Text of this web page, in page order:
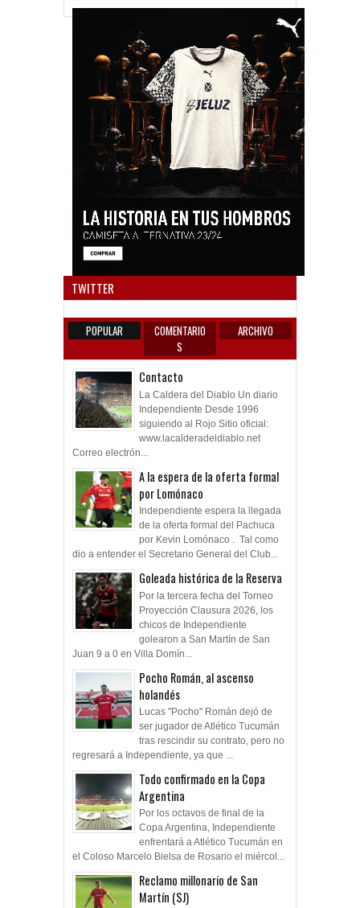
TWITTER
POPULAR
COMENTARIO
S
ARCHIVO
Contacto
La Caldera del Diablo Un diario
Independiente Desde 1996
siguiendo al Rojo Sitio oficial:
www.lacalderadeldiablo.net
Correo electrón...
A la espera de la oferta formal
por Lomónaco
Independiente espera la llegada
de la oferta formal del Pachuca
por Kevin Lomónaco . Tal como
dio a entender el Secretario General del Club...
Goleada histórica de la Reserva
Por la tercera fecha del Torneo
Proyección Clausura 2026, los
chicos de Independiente
golearon a San Martín de San
Juan 9 a 0 en Villa Domín...
Pocho Román, al ascenso
holandés
Lucas "Pocho" Román dejó de
ser jugador de Atlético Tucumán
tras rescindir su contrato, pero no
regresará a Independiente, ya que ...
Todo confirmado en la Copa
Argentina
Por los octavos de final de la
Copa Argentina, Independiente
enfrentará a Atlético Tucumán en
el Coloso Marcelo Bielsa de Rosario el miércol...
Reclamo millonario de San
Martín (SJ)